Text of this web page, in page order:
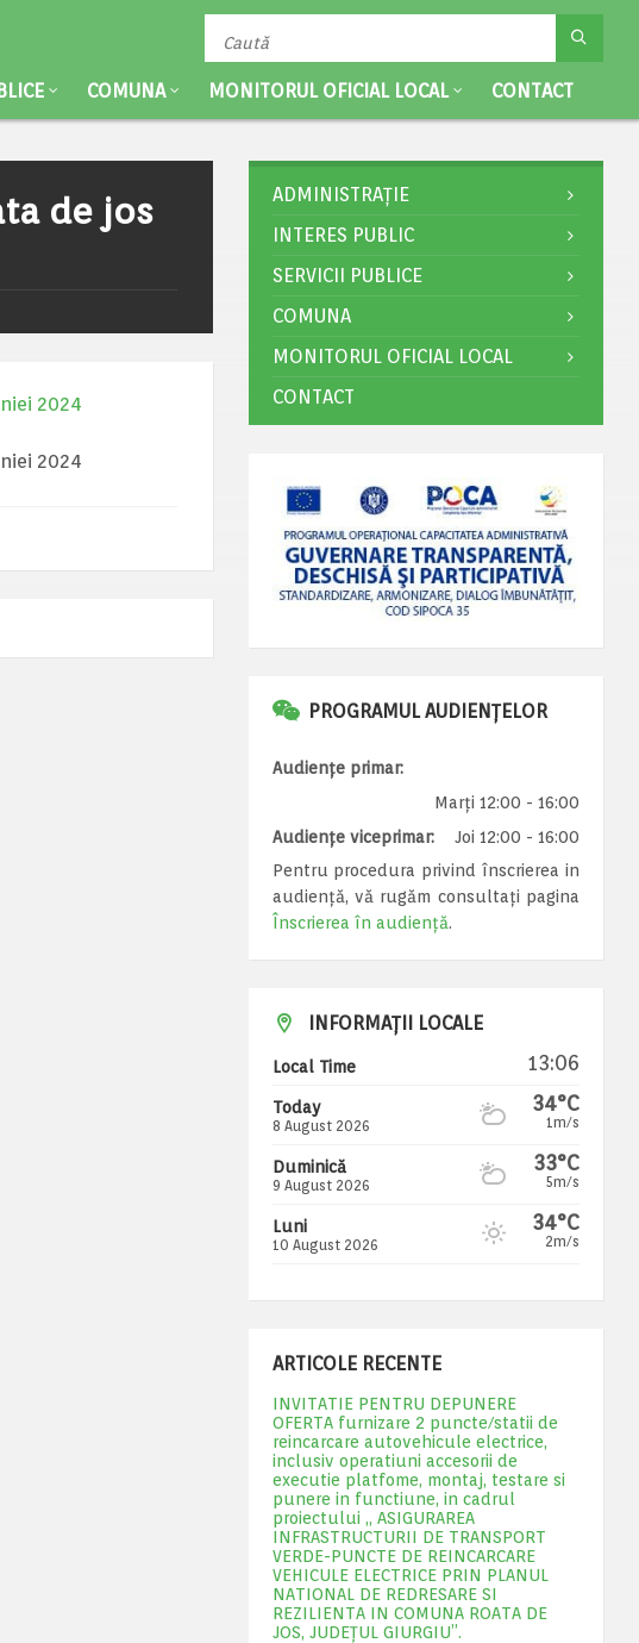
COMUNA MONITORUL OFICIAL LOCAL CONTACT
de jos
2024
2024
ADMINISTRAȚIE
INTERES PUBLIC
SERVICII PUBLICE
COMUNA
MONITORUL OFICIAL LOCAL
CONTACT
PROGRAMUL AUDIENȚELOR
Audiențe primar:
Marți 12:00 - 16:00
Audiențe viceprimar:
Joi 12:00 - 16:00
Pentru procedura privind înscrierea in
audiență, vă rugăm consultați pagina
Înscrierea în audiență.
INFORMAȚII LOCALE
Local Time 13:06
Today
8 August 2026
34°C
1m/s
Duminică
9 August 2026
33°C
5m/s
Luni
10 August 2026
34°C
2m/s
ARTICOLE RECENTE
INVITATIE PENTRU DEPUNERE
OFERTA furnizare 2 puncte/statii de
reincarcare autovehicule electrice,
inclusiv operatiuni accesorii de
executie platfome, montaj, testare si
punere in functiune, in cadrul
proiectului „ ASIGURAREA
INFRASTRUCTURII DE TRANSPORT
VERDE-PUNCTE DE REINCARCARE
VEHICULE ELECTRICE PRIN PLANUL
NATIONAL DE REDRESARE SI
REZILIENTA IN COMUNA ROATA DE
JOS, JUDEŢUL GIURGIU”.